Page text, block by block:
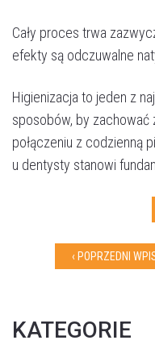
Cały proces trwa
efekty są odczuwalne
Higienizacja to jeden z
sposobów, by zachować
połączeniu z codzienną
u dentysty stanowi
‹ POPRZEDNI
KATEGORIE
Akceptuję politykę